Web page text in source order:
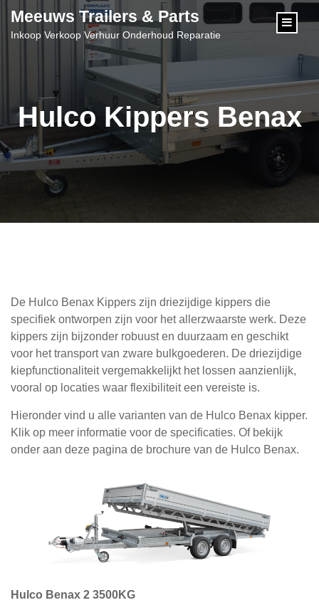
Meeuws Trailers & Parts
Inkoop Verkoop Verhuur Onderhoud Reparatie
Hulco Kippers Benax
De Hulco Benax Kippers zijn driezijdige kippers die
specifiek ontworpen zijn voor het allerzwaarste werk. Deze
kippers zijn bijzonder robuust en duurzaam en geschikt
voor het transport van zware bulkgoederen. De driezijdige
kiepfunctionaliteit vergemakkelijkt het lossen aanzienlijk,
vooral op locaties waar flexibiliteit een vereiste is.
Hieronder vind u alle varianten van de Hulco Benax kipper.
Klik op meer informatie voor de specificaties. Of bekijk
onder aan deze pagina de brochure van de Hulco Benax.
Hulco Benax 2 3500KG